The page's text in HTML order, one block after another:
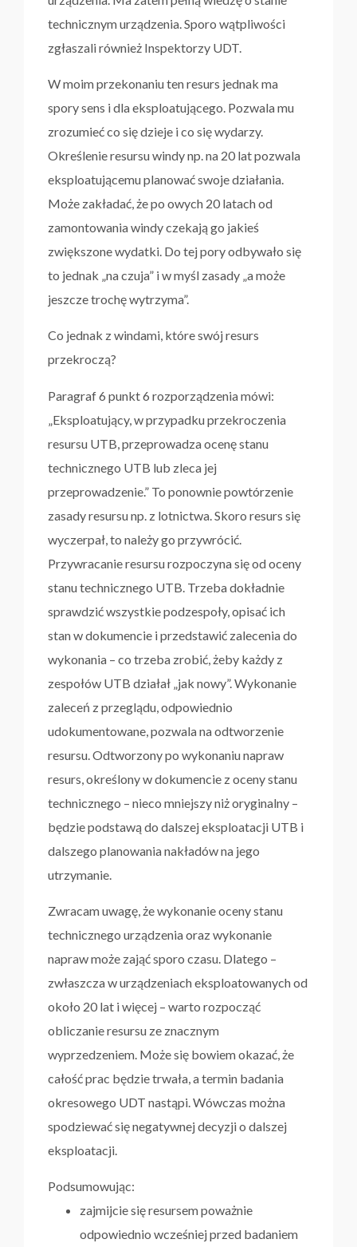
technicznym urządzenia. Sporo wątpliwości
zgłaszali również Inspektorzy UDT.
W moim przekonaniu ten resurs jednak ma
spory sens i dla eksploatującego. Pozwala mu
zrozumieć co się dzieje i co się wydarzy.
Określenie resursu windy np. na 20 lat pozwala
eksploatującemu planować swoje działania.
Może zakładać, że po owych 20 latach od
zamontowania windy czekają go jakieś
zwiększone wydatki. Do tej pory odbywało się
to jednak „na czuja” i w myśl zasady „a może
jeszcze trochę wytrzyma”.
Co jednak z windami, które swój resurs
przekroczą?
Paragraf 6 punkt 6 rozporządzenia mówi:
„Eksploatujący, w przypadku przekroczenia
resursu UTB, przeprowadza ocenę stanu
technicznego UTB lub zleca jej
przeprowadzenie.” To ponownie powtórzenie
zasady resursu np. z lotnictwa. Skoro resurs się
wyczerpał, to należy go przywrócić.
Przywracanie resursu rozpoczyna się od oceny
stanu technicznego UTB. Trzeba dokładnie
sprawdzić wszystkie podzespoły, opisać ich
stan w dokumencie i przedstawić zalecenia do
wykonania – co trzeba zrobić, żeby każdy z
zespołów UTB działał „jak nowy”. Wykonanie
zaleceń z przeglądu, odpowiednio
udokumentowane, pozwala na odtworzenie
resursu. Odtworzony po wykonaniu napraw
resurs, określony w dokumencie z oceny stanu
technicznego – nieco mniejszy niż oryginalny –
będzie podstawą do dalszej eksploatacji UTB i
dalszego planowania nakładów na jego
utrzymanie.
Zwracam uwagę, że wykonanie oceny stanu
technicznego urządzenia oraz wykonanie
napraw może zająć sporo czasu. Dlatego –
zwłaszcza w urządzeniach eksploatowanych od
około 20 lat i więcej – warto rozpocząć
obliczanie resursu ze znacznym
wyprzedzeniem. Może się bowiem okazać, że
całość prac będzie trwała, a termin badania
okresowego UDT nastąpi. Wówczas można
spodziewać się negatywnej decyzji o dalszej
eksploatacji.
Podsumowując:
zajmijcie się resursem poważnie
odpowiednio wcześniej przed badaniem